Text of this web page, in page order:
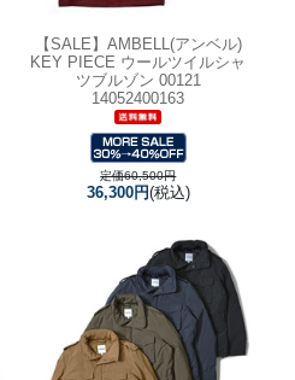
【SALE】 AMBELL(アンベル)
KEY PIECE ウールツイルシャ
ツブルゾン 00121
14052400163
定価60,500円
36,300円(税込)